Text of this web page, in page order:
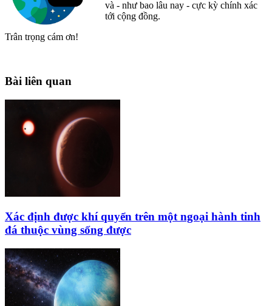
và - như bao lâu nay - cực kỳ chính xác
tới cộng đồng.
Trân trọng cám ơn!
Bài liên quan
Xác định được khí quyển trên một ngoại hành tinh
đá thuộc vùng sống được